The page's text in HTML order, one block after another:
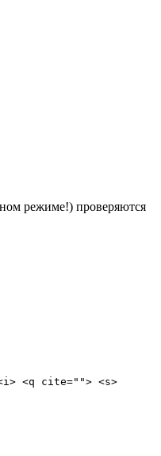
режиме!) проверяются
<q cite=""> <s>